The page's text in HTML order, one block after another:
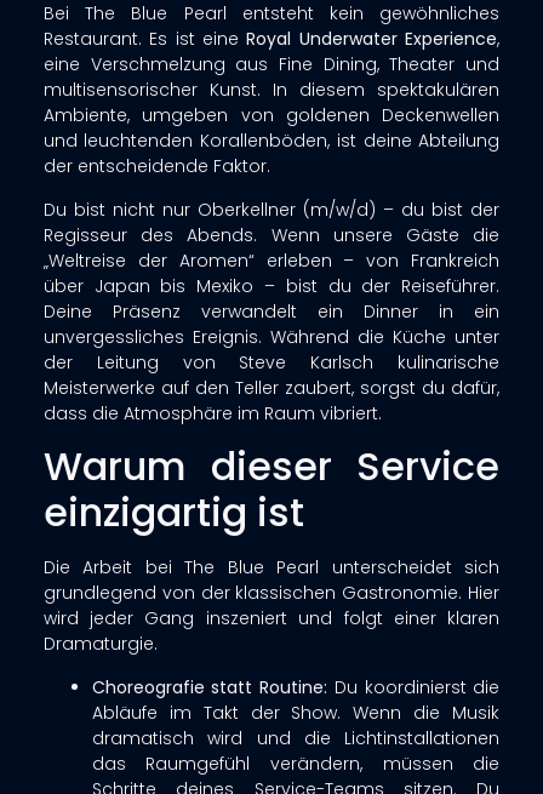
Bei The Blue Pearl entsteht kein gewöhnliches
Restaurant. Es ist eineRoyal Underwater Experience,
eine Verschmelzung aus Fine Dining, Theater und
multisensorischer Kunst. In diesem spektakulären
Ambiente, umgeben von goldenen Deckenwellen
und leuchtenden Korallenböden, ist deine Abteilung
der entscheidende Faktor.
Du bist nicht nur Oberkellner (m/w/d) – du bist der
Regisseur des Abends. Wenn unsere Gäste die
„Weltreise der Aromen“ erleben – von Frankreich
über Japan bis Mexiko – bist du der Reiseführer.
Deine Präsenz verwandelt ein Dinner in ein
unvergessliches Ereignis. Während die Küche unter
der Leitung von Steve Karlsch kulinarische
Meisterwerke auf den Teller zaubert, sorgst du dafür,
dass die Atmosphäre im Raum vibriert.
Warum dieser Service
einzigartig ist
Die Arbeit bei The Blue Pearl unterscheidet sich
grundlegend von der klassischen Gastronomie. Hier
wird jeder Gang inszeniert und folgt einer klaren
Dramaturgie.
Choreografie statt Routine: Du koordinierst die
Abläufe im Takt der Show. Wenn die Musik
dramatisch wird und die Lichtinstallationen
das Raumgefühl verändern, müssen die
Schritte deines Service-Teams sitzen. Du